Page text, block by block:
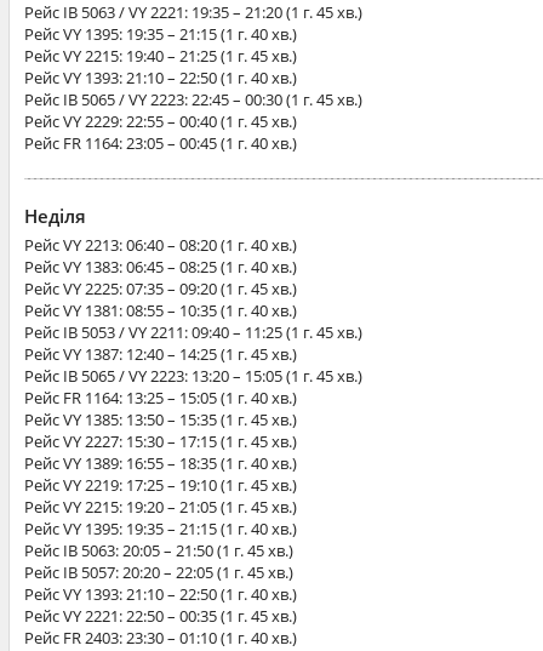
Рейс IB 5063 / VY 2221: 19:35 – 21:20 (1 г. 45 хв.)
РейсVY 1395: 19:35 – 21:15 (1 г. 40 хв.)
РейсVY 2215: 19:40 – 21:25 (1 г. 45 хв.)
РейсVY 1393: 21:10 – 22:50 (1 г. 40 хв.)
Рейс IB 5065 / VY 2223: 22:45 – 00:30 (1 г. 45 хв.)
РейсVY 2229: 22:55 – 00:40 (1 г. 45 хв.)
Рейс FR 1164: 23:05 – 00:45 (1 г. 40 хв.)
Неділя
РейсVY 2213: 06:40 – 08:20 (1 г. 40 хв.)
РейсVY 1383: 06:45 – 08:25 (1 г. 40 хв.)
РейсVY 2225: 07:35 – 09:20 (1 г. 45 хв.)
РейсVY 1381: 08:55 – 10:35 (1 г. 40 хв.)
Рейс IB 5053 / VY 2211: 09:40 – 11:25 (1 г. 45 хв.)
РейсVY 1387: 12:40 – 14:25 (1 г. 45 хв.)
Рейс IB 5065 / VY 2223: 13:20 – 15:05 (1 г. 45 хв.)
Рейс FR 1164: 13:25 – 15:05 (1 г. 40 хв.)
РейсVY 1385: 13:50 – 15:35 (1 г. 45 хв.)
РейсVY 2227: 15:30 – 17:15 (1 г. 45 хв.)
РейсVY 1389: 16:55 – 18:35 (1 г. 40 хв.)
РейсVY 2219: 17:25 – 19:10 (1 г. 45 хв.)
РейсVY 2215: 19:20 – 21:05 (1 г. 45 хв.)
РейсVY 1395: 19:35 – 21:15 (1 г. 40 хв.)
Рейс IB 5063: 20:05 – 21:50 (1 г. 45 хв.)
Рейс IB 5057: 20:20 – 22:05 (1 г. 45 хв.)
РейсVY 1393: 21:10 – 22:50 (1 г. 40 хв.)
РейсVY 2221: 22:50 – 00:35 (1 г. 45 хв.)
Рейс FR 2403: 23:30 – 01:10 (1 г. 40 хв.)